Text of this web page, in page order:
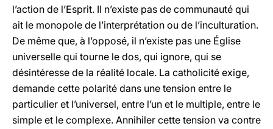
l’action de l’Esprit. Il n’existe pas de communauté qui
ait le monopole de l’interprétation ou de l’inculturation.
De même que, à l’opposé, il n’existe pas une Église
universelle qui tourne le dos, qui ignore, qui se
désintéresse de la réalité locale. La catholicité exige,
demande cette polarité dans une tension entre le
particulier et l’universel, entre l’un et le multiple, entre le
simple et le complexe. Annihiler cette tension va contre